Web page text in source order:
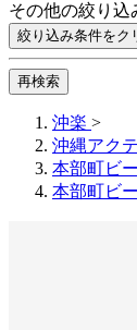
その他の絞り込
絞り込み条件をク
再検索
沖楽 >
沖縄アク
本部町ビ
本部町ビ